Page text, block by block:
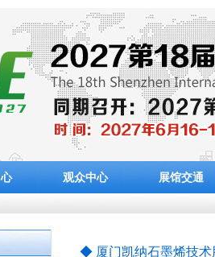
观众中心 展馆交通
◆ 厦门凯纳石墨烯技术